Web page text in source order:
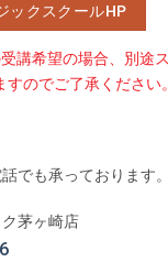
ックスクールHP
講希望の場合、別途
のでご了承ください。
でも承っております。
茅ヶ崎店